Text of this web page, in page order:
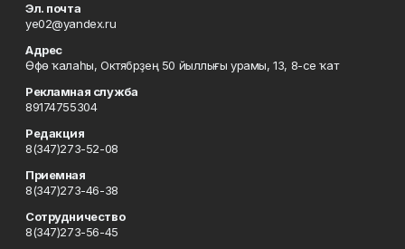
Эл. почта
ye02@yandex.ru
Адрес
Өфө ҡалаһы, Октябрҙең 50 йыллығы урамы, 13, 8-се ҡат
Рекламная служба
89174755304
Редакция
8(347)273-52-08
Приемная
8(347)273-46-38
Сотрудничество
8(347)273-56-45